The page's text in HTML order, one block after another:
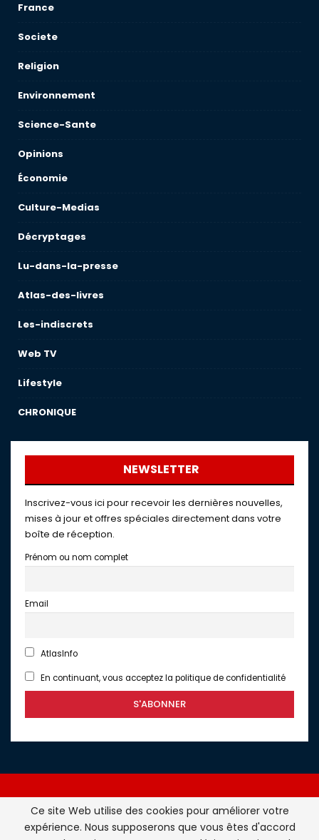
France
Societe
Religion
Environnement
Science-Sante
Opinions
Économie
Culture-Medias
Décryptages
Lu-dans-la-presse
Atlas-des-livres
Les-indiscrets
Web TV
Lifestyle
CHRONIQUE
NEWSLETTER
Inscrivez-vous ici pour recevoir les dernières nouvelles,
mises à jour et offres spéciales directement dans votre
boîte de réception.
Prénom ou nom complet
Email
AtlasInfo
En continuant, vous acceptez la politique de confidentialité
Atlasinfo.fr : l'essentiel de l'actualité de la France et du
Ce site Web utilise des cookies pour améliorer votre
expérience. Nous supposerons que vous êtes d'accord